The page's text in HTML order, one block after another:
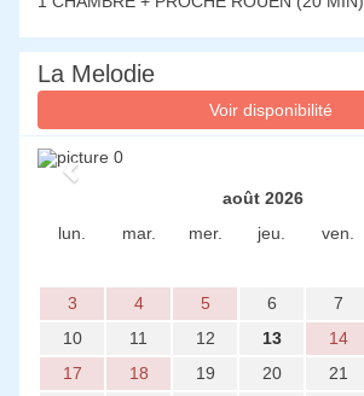
La Melodie
Voir disponibilité
Previous
août 2026
lun.
mar. mer. jeu. ven.
3
4 5 6 7
10
11 12 13 14
17
18 19 20 21